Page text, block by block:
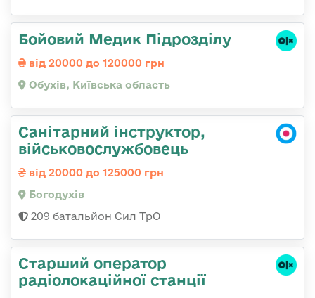
Бойовий Медик Підрозділу
від 20000 до 120000 грн
Обухів, Київська область
Санітарний інструктор,
військовослужбовець
від 20000 до 125000 грн
Богодухів
209 батальйон Сил ТрО
Старший оператор
радіолокаційної станції